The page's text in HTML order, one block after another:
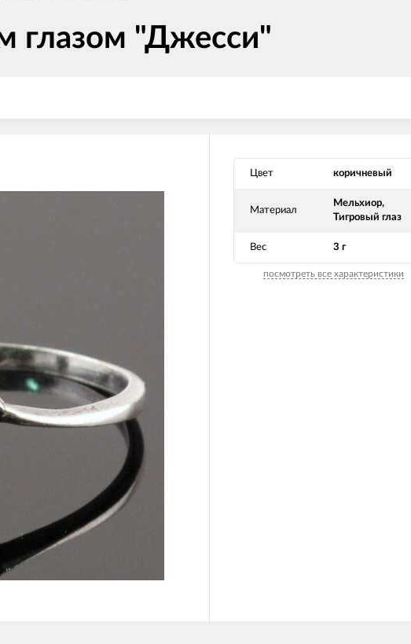
глазом "Джесси"
Цвет коричневый
Материал
Мельхиор,
Тигровый глаз
Вес 3 г
посмотреть все характеристики